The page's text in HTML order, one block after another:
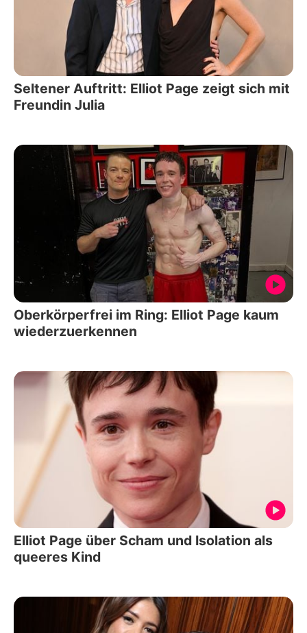
Seltener Auftritt: Elliot Page zeigt sich mit
Freundin Julia
Oberkörperfrei im Ring: Elliot Page kaum
wiederzuerkennen
Elliot Page über Scham und Isolation als
queeres Kind